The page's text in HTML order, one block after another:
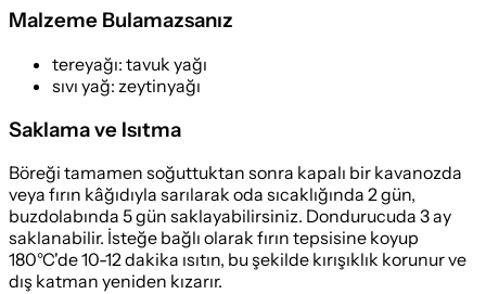
Malzeme Bulamazsanız
tereyağı: tavuk yağı
sıvı yağ: zeytinyağı
Saklama ve Isıtma
Böreği tamamen soğuttuktan sonra kapalı bir kavanozda
veya fırın kâğıdıyla sarılarak oda sıcaklığında 2 gün,
buzdolabında 5 gün saklayabilirsiniz. Dondurucuda 3 ay
saklanabilir. İsteğe bağlı olarak fırın tepsisine koyup
180°C'de 10-12 dakika ısıtın, bu şekilde kırışıklık korunur ve
dış katman yeniden kızarır.